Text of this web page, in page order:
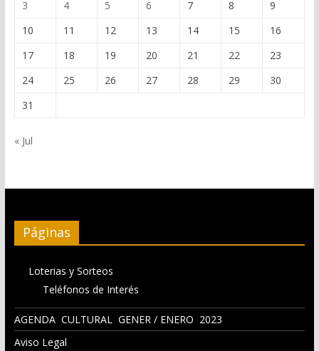
3
4 5 6 7 8
9
10
11 12 13 14 15
16
17
18 19 20 21 22
23
24
25 26 27 28 29
30
31
« Jul
Páginas
Loterias y Sorteos
Teléfonos de Interés
AGENDA CULTURAL GENER / ENERO 2023
Aviso Legal